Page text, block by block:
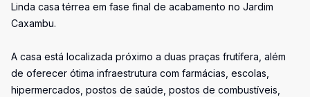
Linda casa térrea em fase final de acabamento no Jardim
Caxambu.
A casa está localizada próximo a duas praças frutífera, além
de oferecer ótima infraestrutura com farmácias, escolas,
hipermercados, postos de saúde, postos de combustíveis,